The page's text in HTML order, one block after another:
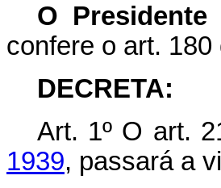
O
confere o art.
DECRETA:
Art. 1º O art.
1939, passará a